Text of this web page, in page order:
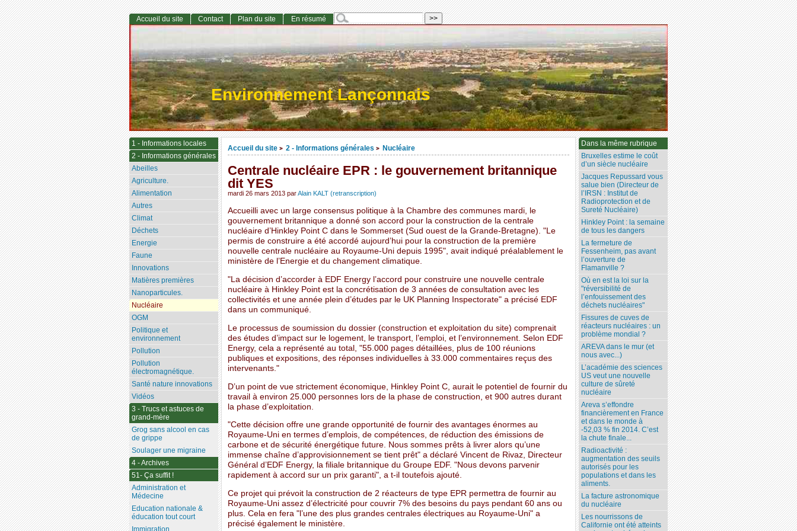
Environnement Lançonnais
Accueil du site > 2 - Informations générales > Nucléaire
Centrale nucléaire EPR : le gouvernement britannique
dit YES
mardi 26 mars 2013 parAlain KALT (retranscription)
Accueilli avec un large consensus politique à la Chambre des communes mardi, le
gouvernement britannique a donné son accord pour la construction de la centrale
nucléaire d’Hinkley Point C dans le Sommerset (Sud ouest de la Grande-Bretagne). "Le
permis de construire a été accordé aujourd’hui pour la construction de la première
nouvelle centrale nucléaire au Royaume-Uni depuis 1995", avait indiqué préalablement le
ministère de l’Energie et du changement climatique.
"La décision d’accorder à EDF Energy l’accord pour construire une nouvelle centrale
nucléaire à Hinkley Point est la concrétisation de 3 années de consultation avec les
collectivités et une année plein d’études par le UK Planning Inspectorate" a précisé EDF
dans un communiqué.
Le processus de soumission du dossier (construction et exploitation du site) comprenait
des études d’impact sur le logement, le transport, l’emploi, et l’environnement. Selon EDF
Energy, cela a représenté au total, "55.000 pages détaillées, plus de 100 réunions
publiques et expositions, des réponses individuelles à 33.000 commentaires reçus des
intervenants."
D’un point de vue strictement économique, Hinkley Point C, aurait le potentiel de fournir du
travail à environ 25.000 personnes lors de la phase de construction, et 900 autres durant
la phase d’exploitation.
"Cette décision offre une grande opportunité de fournir des avantages énormes au
Royaume-Uni en termes d’emplois, de compétences, de réduction des émissions de
carbone et de sécurité énergétique future. Nous sommes prêts à livrer alors qu’une
immense chaîne d’approvisionnement se tient prêt" a déclaré Vincent de Rivaz, Directeur
Général d’EDF Energy, la filiale britannique du Groupe EDF. "Nous devons parvenir
rapidement à accord sur un prix garanti", a t-il toutefois ajouté.
Ce projet qui prévoit la construction de 2 réacteurs de type EPR permettra de fournir au
Royaume-Uni assez d’électricité pour couvrir 7% des besoins du pays pendant 60 ans ou
plus. Cela en fera "l’une des plus grandes centrales électriques au Royaume-Uni" a
précisé également le ministère.
Dans la même rubrique
Bruxelles estime le coût
d’un siècle nucléaire
Jacques Repussard vous
salue bien (Directeur de
l’IRSN : Institut de
Radioprotection et de
Sureté Nucléaire)
Hinkley Point : la semaine
de tous les dangers
La fermeture de
Fessenheim, pas avant
l’ouverture de
Flamanville ?
Où en est la loi sur la
"réversibilité de
l’enfouissement des
déchets nucléaires"
Fissures de cuves de
réacteurs nucléaires : un
problème mondial ?
AREVA dans le mur (et
nous avec...)
L’académie des sciences
US veut une nouvelle
culture de sûreté
nucléaire
Areva s’effondre
financièrement en France
et dans le monde à
-52,03 % fin 2014. C’est
la chute finale...
Radioactivité :
augmentation des seuils
autorisés pour les
populations et dans les
aliments.
La facture astronomique
du nucléaire
Les nourrissons de
Californie ont été atteints
Accueil du site Contact Plan du site En résumé
1 - Informations locales
2 - Informations générales
Abeilles
Agriculture.
Alimentation
Autres
Climat
Déchets
Energie
Faune
Innovations
Matières premières
Nanoparticules.
Nucléaire
OGM
Politique et
environnement
Pollution
Pollution
électromagnétique.
Santé nature innovations
Vidéos
3 - Trucs et astuces de
grand-mère
Grog sans alcool en cas
de grippe
Soulager une migraine
4 - Archives
51- Ça suffit !
Administration et
Médecine
Education nationale &
éducation tout court